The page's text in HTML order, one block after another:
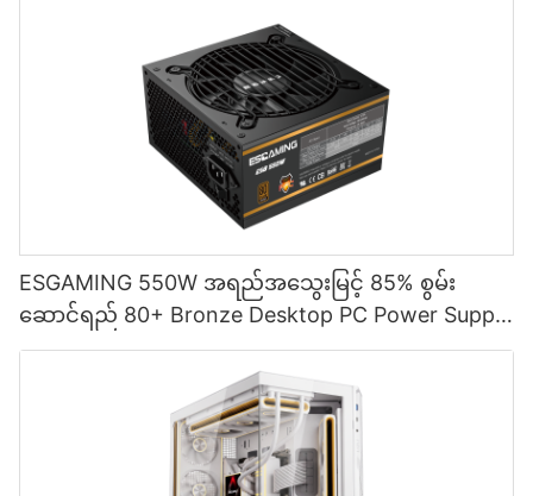
ESGAMING 550W အရည်အသွေးမြင့် 85% စွမ်း
ဆောင်ရည် 80+ Bronze Desktop PC Power Supply
ထောက်ပံ့ရေးပစ္စည်းများ ESB550W